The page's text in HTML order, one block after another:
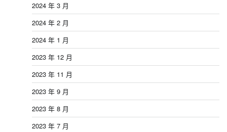
2024 年 3 月
2024 年 2 月
2024 年 1 月
2023 年 12 月
2023 年 11 月
2023 年 9 月
2023 年 8 月
2023 年 7 月